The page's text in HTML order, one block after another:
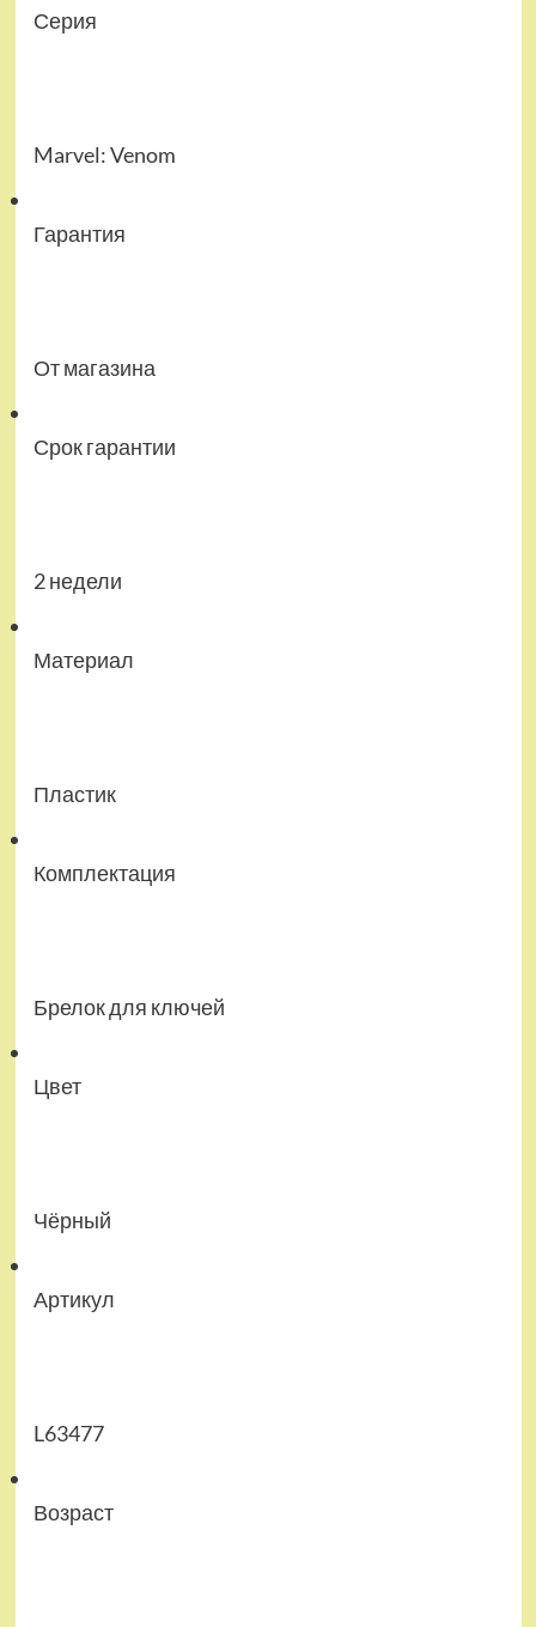
Серия
Marvel: Venom
Гарантия
От магазина
Срок гарантии
2 недели
Материал
Пластик
Комплектация
Брелок для ключей
Цвет
Чёрный
Артикул
L63477
Возраст